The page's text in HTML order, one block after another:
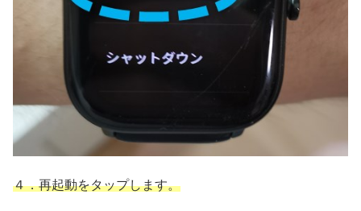
４．再起動をタップします。